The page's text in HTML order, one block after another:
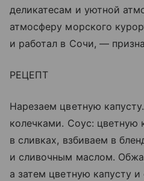
деликатесам и уютной
атмосферу морского
и работал в Сочи, —
РЕЦЕПТ
Нарезаем цветную
колечками. Соус: цветную
в сливках, взбиваем в
и сливочным маслом.
а затем цветную капусту